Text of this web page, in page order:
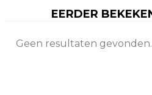
EERDER
Geen resultaten gevonden.